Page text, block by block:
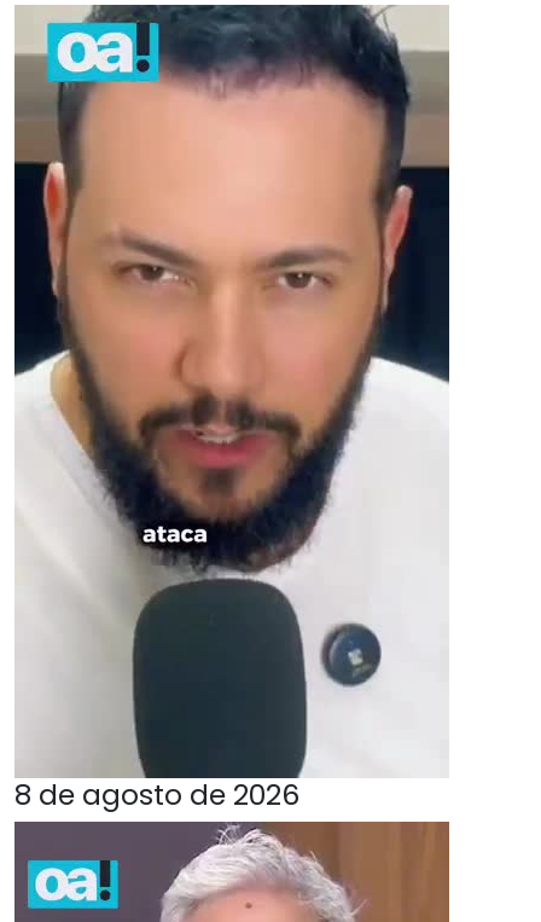
8 de agosto de 2026